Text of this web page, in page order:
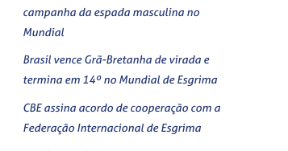
campanha da espada masculina no
Mundial
Brasil vence Grã-Bretanha de virada e
termina em 14º no Mundial de Esgrima
CBE assina acordo de cooperação com a
Federação Internacional de Esgrima